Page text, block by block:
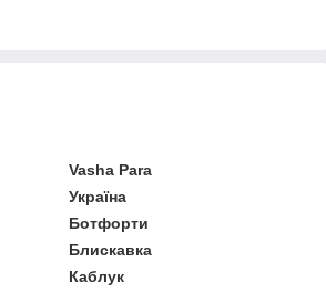
Vasha Para
Україна
Ботфорти
Блискавка
Каблук